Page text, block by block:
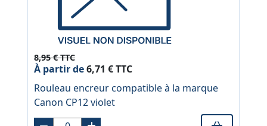
8,95 € TTC
À partir de6,71 € TTC
Rouleau encreur compatible à la marque
Canon CP12 violet